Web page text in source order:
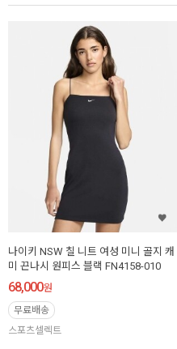
나이키 NSW 칠 니트 여성 미니 골지 캐
미 끈나시 원피스 블랙 FN4158-010
68,000원
무료배송
스포츠셀렉트